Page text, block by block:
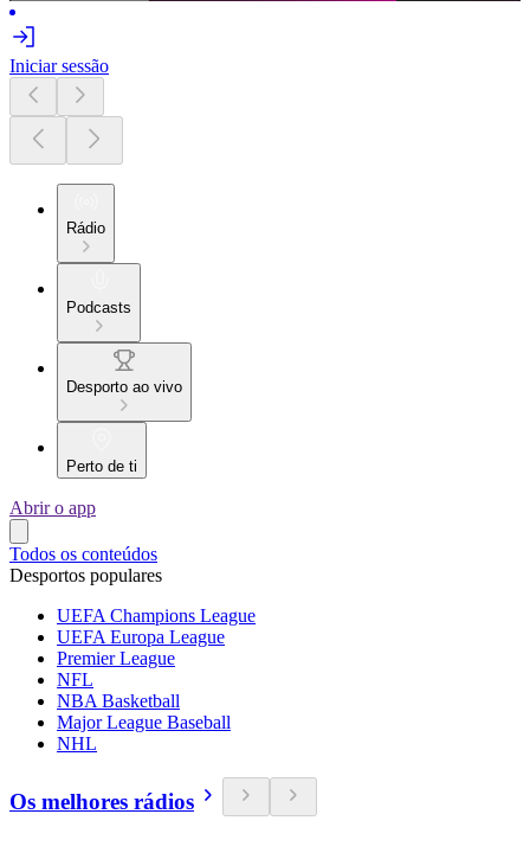
Iniciar sessão
Rádio
Podcasts
Desporto ao vivo
Perto de ti
Abrir o app
Todos os conteúdos
Desportos populares
UEFA Champions League
UEFA Europa League
Premier League
NFL
NBA Basketball
Major League Baseball
NHL
Os melhores rádios